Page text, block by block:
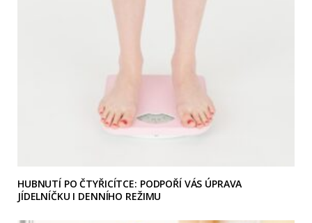
HUBNUTÍ PO ČTYŘICÍTCE: PODPOŘÍ VÁS ÚPRAVA
JÍDELNÍČKU I DENNÍHO REŽIMU